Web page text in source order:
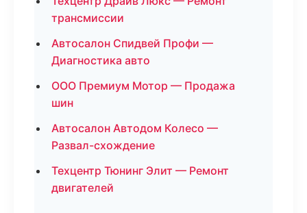
трансмиссии
Автосалон Спидвей Профи —
Диагностика авто
ООО Премиум Мотор — Продажа
шин
Автосалон Автодом Колесо —
Развал-схождение
Техцентр Тюнинг Элит — Ремонт
двигателей